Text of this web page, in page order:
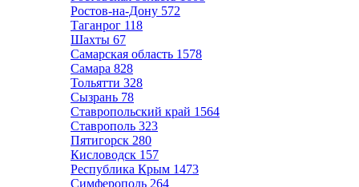
Ростов-на-Дону 572
Таганрог 118
Шахты 67
Самарская область 1578
Самара 828
Тольятти 328
Сызрань 78
Ставропольский край 1564
Ставрополь 323
Пятигорск 280
Кисловодск 157
Республика Крым 1473
Симферополь 264